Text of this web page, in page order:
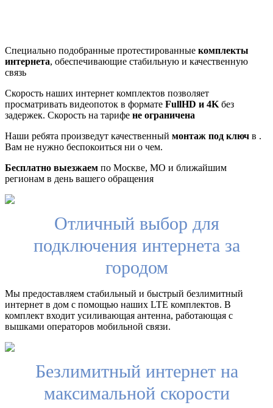
Специально подобранные протестированные комплекты
интернета, обеспечивающие стабильную и качественную
связь
Скорость наших интернет комплектов позволяет
просматривать видеопоток в формате FullHD и 4K без
задержек. Скорость на тарифе не ограничена
Наши ребята произведут качественный монтаж под ключ в .
Вам не нужно беспокоиться ни о чем.
Бесплатно выезжаем по Москве, МО и ближайшим
регионам в день вашего обращения
Отличный выбор для
подключения интернета за
городом
Мы предоставляем стабильный и быстрый безлимитный
интернет в дом с помощью наших LTE комплектов. В
комплект входит усиливающая антенна, работающая с
вышками операторов мобильной связи.
Безлимитный интернет на
максимальной скорости